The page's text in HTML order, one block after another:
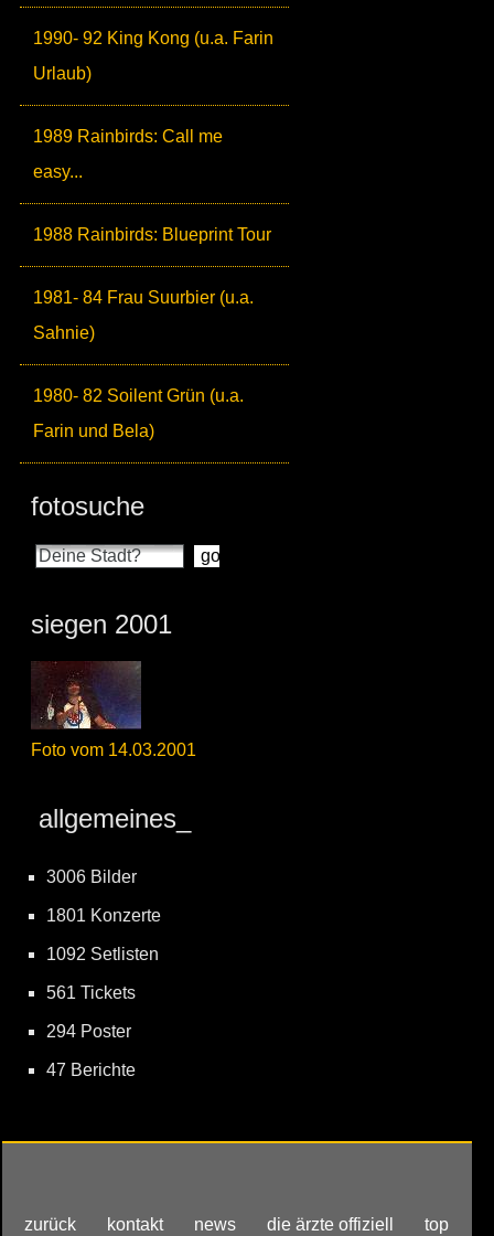
1990- 92 King Kong (u.a. Farin
Urlaub)
1989 Rainbirds: Call me
easy...
1988 Rainbirds: Blueprint Tour
1981- 84 Frau Suurbier (u.a.
Sahnie)
1980- 82 Soilent Grün (u.a.
Farin und Bela)
fotosuche
siegen 2001
Foto vom 14.03.2001
allgemeines_
3006 Bilder
1801 Konzerte
1092 Setlisten
561 Tickets
294 Poster
47 Berichte
zurück kontakt news die ärzte offiziell top